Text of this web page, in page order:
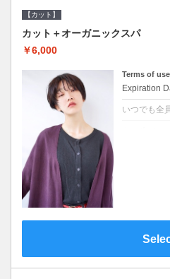
【カット】
カット＋オーガニックスパ
￥6,000
Terms of use
Expiration
いつでも全